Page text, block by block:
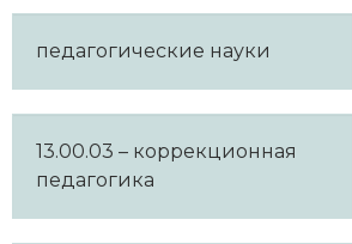
педагогические науки
13.00.03 – коррекционная
педагогика